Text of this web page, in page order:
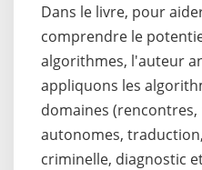
Dans le livre, pour
comprendre le
algorithmes, l'auteur
appliquons les
domaines
autonomes,
criminelle, diagnostic